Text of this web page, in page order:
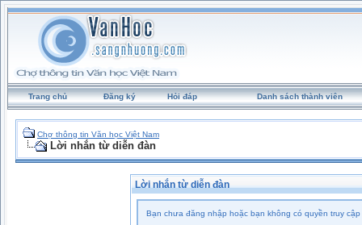
Trang chủ Đăng ký Hỏi đáp Danh sách thành viên
Chợ thông tin Văn học Việt Nam
Lời nhắn từ diễn đàn
Lời nhắn từ diễn đàn
Bạn chưa đăng nhập hoặc bạn không có quyền truy